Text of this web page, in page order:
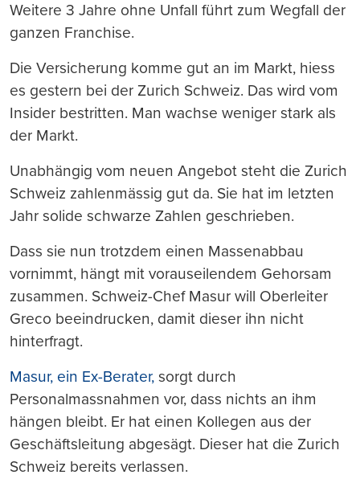
Weitere 3 Jahre ohne Unfall führt zum Wegfall der
ganzen Franchise.
Die Versicherung komme gut an im Markt, hiess
es gestern bei der Zurich Schweiz. Das wird vom
Insider bestritten. Man wachse weniger stark als
der Markt.
Unabhängig vom neuen Angebot steht die Zurich
Schweiz zahlenmässig gut da. Sie hat im letzten
Jahr solide schwarze Zahlen geschrieben.
Dass sie nun trotzdem einen Massenabbau
vornimmt, hängt mit vorauseilendem Gehorsam
zusammen. Schweiz-Chef Masur will Oberleiter
Greco beeindrucken, damit dieser ihn nicht
hinterfragt.
Masur, ein Ex-Berater, sorgt durch
Personalmassnahmen vor, dass nichts an ihm
hängen bleibt. Er hat einen Kollegen aus der
Geschäftsleitung abgesägt. Dieser hat die Zurich
Schweiz bereits verlassen.